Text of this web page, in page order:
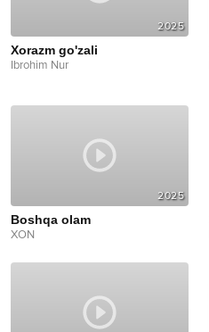
2025
Xorazm go'zali
Ibrohim Nur
2025
Boshqa olam
XON